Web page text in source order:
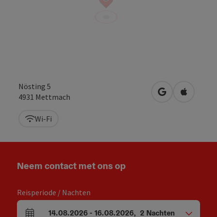
Nösting 5
4931 Mettmach Openen inOpenen
Wi-Fi
Neem contact met ons op
Reisperiode / Nachten
14.08.2026- 16.08.2026, 2 Nachten